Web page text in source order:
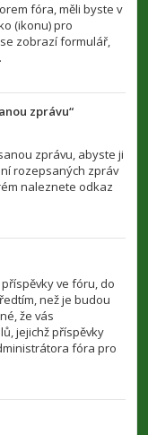
fóra, měli byste v
(ikonu) pro
zobrazí formulář,
zprávu“
zprávu, abyste ji
rozepsaných zpráv
naleznete odkaz
ve fóru, do
než je budou
že vás
jejichž příspěvky
fóra pro